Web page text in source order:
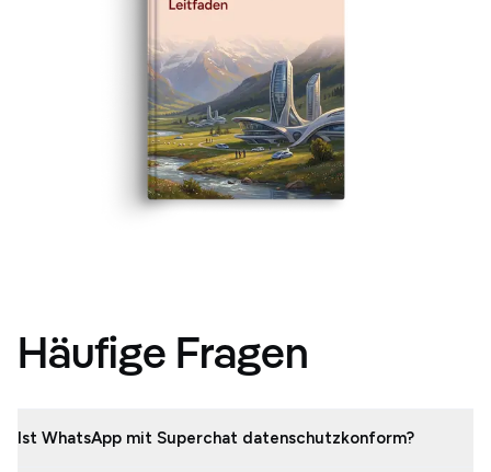
Häufige Fragen
Ist WhatsApp mit Superchat datenschutzkonform?